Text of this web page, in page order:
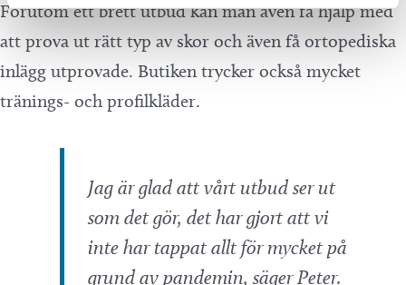
Förutom ett brett utbud kan man även få hjälp med
att prova ut rätt typ av skor och även få ortopediska
inlägg utprovade. Butiken trycker också mycket
tränings- och profilkläder.
Jag är glad att vårt utbud ser ut
som det gör, det har gjort att vi
inte har tappat allt för mycket på
grund av pandemin, säger Peter.